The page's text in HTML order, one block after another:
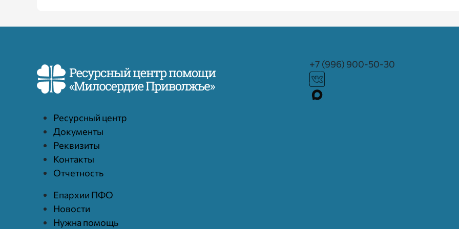
+7 (996) 900-50-30
Ресурcный центр
Документы
Реквизиты
Контакты
Отчетность
Епархии ПФО
Новости
Нужна помощь